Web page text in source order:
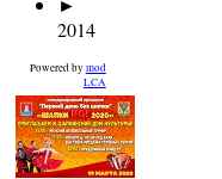
2014
Powered by mod
LCA